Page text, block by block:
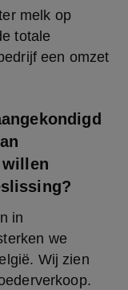
melk op
totale
een omzet
willen
in
we
Wij zien